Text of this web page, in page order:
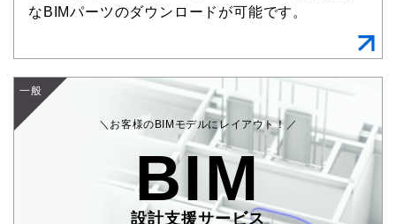
なBIMパーツのダウンロードが可能です。
＼お客様のBIMモデルにレイアウト！／
BIM
設計支援サービス
一般